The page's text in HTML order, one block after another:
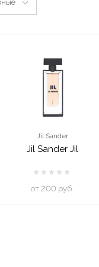
Jil Sander
Jil Sander Jil
oт 200 руб.